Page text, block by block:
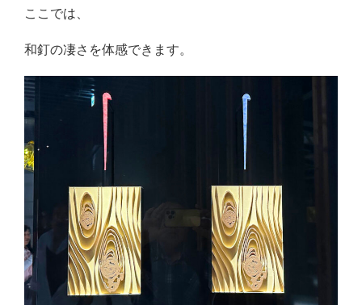
ここでは、
和釘の凄さを体感できます。